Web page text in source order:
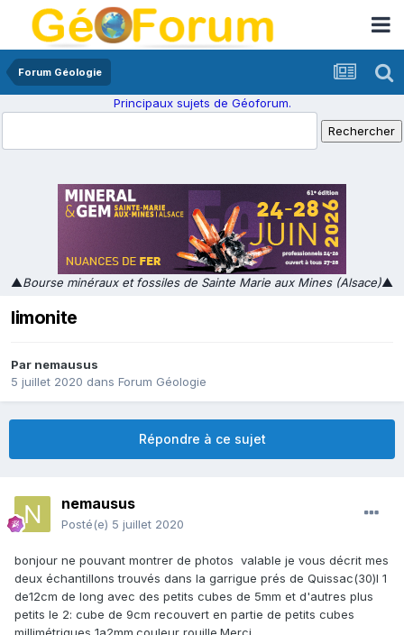
Forum Géologie
Principaux sujets de Géoforum.
▲Bourse minéraux et fossiles de Sainte Marie aux Mines (Alsace)▲
limonite
Par nemausus
5 juillet 2020 dans Forum Géologie
Répondre à ce sujet
nemausus
Posté(e) 5 juillet 2020
bonjour ne pouvant montrer de photos valable je vous décrit mes
deux échantillons trouvés dans la garrigue prés de Quissac(30)l 1
de12cm de long avec des petits cubes de 5mm et d'autres plus
petits le 2: cube de 9cm recouvert en partie de petits cubes